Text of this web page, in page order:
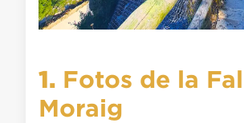
1. Fotos de la
Moraig